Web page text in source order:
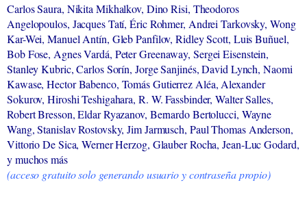
Carlos Saura, Nikita Mikhalkov, Dino Risi, Theodoros
Angelopoulos, Jacques Tatí, Éric Rohmer, Andrei Tarkovsky, Wong
Kar-Wei, Manuel Antín, Gleb Panfilov, Ridley Scott, Luis Buñuel,
Bob Fose, Agnes Vardá, Peter Greenaway, Sergei Eisenstein,
Stanley Kubric, Carlos Sorín, Jorge Sanjinés, David Lynch, Naomi
Kawase, Hector Babenco, Tomás Gutierrez Aléa, Alexander
Sokurov, Hiroshi Teshigahara, R. W. Fassbinder, Walter Salles,
Robert Bresson, Eldar Ryazanov, Bernardo Bertolucci, Wayne
Wang, Stanislav Rostovsky, Jim Jarmusch, Paul Thomas Anderson,
Vittorio De Sica, Werner Herzog, Glauber Rocha, Jean-Luc Godard,
y muchos más
(acceso gratuito solo generando usuario y contraseña propio)